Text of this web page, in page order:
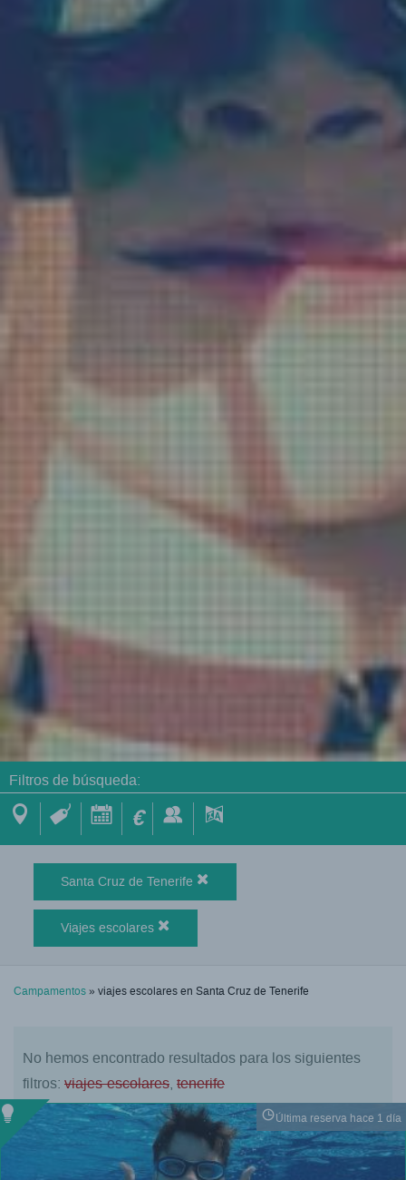
Filtros de búsqueda:
€
Santa Cruz de Tenerife
Viajes escolares
Campamentos» viajes escolares en Santa Cruz de Tenerife
No hemos encontrado resultados para los siguientes
filtros: viajes-escolares, tenerife
Última reserva hace 1 día